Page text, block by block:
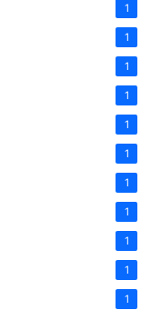
1
1
1
1
1
1
1
1
1
1
1